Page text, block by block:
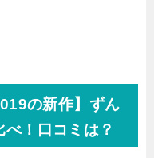
の新作】ずん
！口コミは？